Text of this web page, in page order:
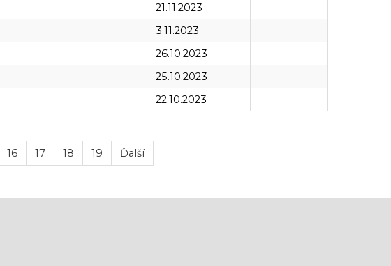
21.11.2023
3.11.2023
26.10.2023
25.10.2023
22.10.2023
16 17 18 19 Ďalší